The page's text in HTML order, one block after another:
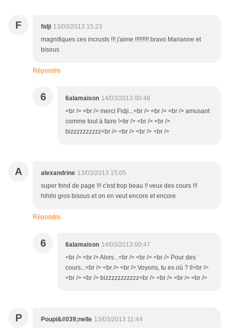
F fidji 13/03/2013 15:23
magnifiques ces incrusts !!! j'aime !!!!!!!!! bravo Marianne et
bisous
Répondre
6 6alamaison 14/03/2013 00:48
<br /> <br /> merci Fidji...<br /> <br /> <br /> amusant
comme tout à faire !<br /> <br /> <br />
bizzzzzzzzzz<br /> <br /> <br /> <br />
A alexandrine 13/03/2013 15:05
super fond de page !!! c'est trop beau !! veux des cours !!!
hihihi gros bisous et on en veut encore et encore
Répondre
6 6alamaison 14/03/2013 00:47
<br /> <br /> Alors...<br /> <br /> <br /> Pour des
cours...<br /> <br /> <br /> Voyons, tu es où ? ll<br />
<br /> <br /> bizzzzzzzzzzz<br /> <br /> <br /> <br />
P Poupi&#039;nelle 13/03/2013 11:44